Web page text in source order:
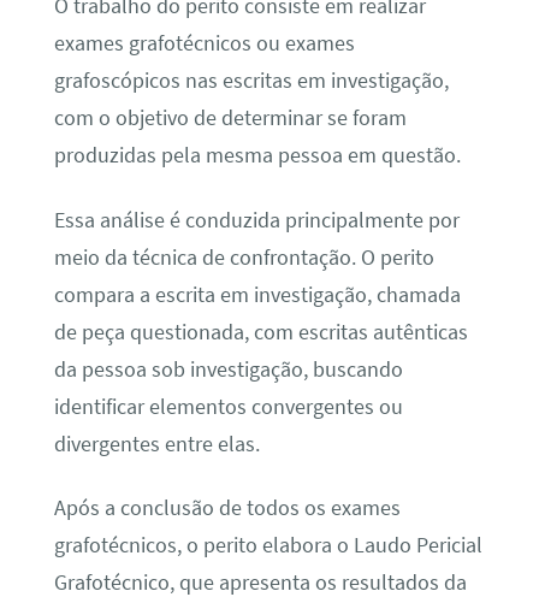
O trabalho do perito consiste em realizar
exames grafotécnicos ou exames
grafoscópicos nas escritas em investigação,
com o objetivo de determinar se foram
produzidas pela mesma pessoa em questão.
Essa análise é conduzida principalmente por
meio da técnica de confrontação. O perito
compara a escrita em investigação, chamada
de peça questionada, com escritas autênticas
da pessoa sob investigação, buscando
identificar elementos convergentes ou
divergentes entre elas.
Após a conclusão de todos os exames
grafotécnicos, o perito elabora o Laudo Pericial
Grafotécnico, que apresenta os resultados da